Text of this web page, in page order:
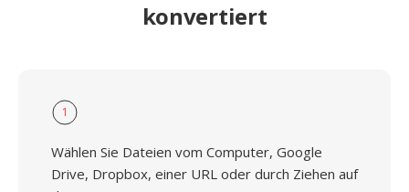
konvertiert
1
Wählen Sie Dateien vom Computer, Google
Drive, Dropbox, einer URL oder durch Ziehen auf